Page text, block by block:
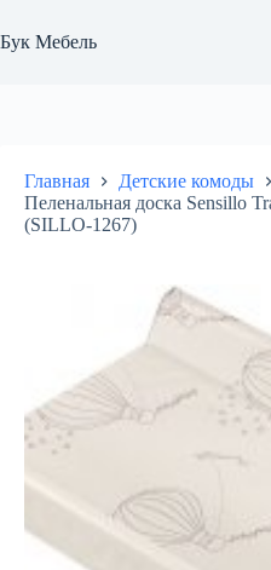
к
сути
Бук Мебель
Главная
Детские комоды
Пеленальная доска Sensillo
(SILLO-1267)